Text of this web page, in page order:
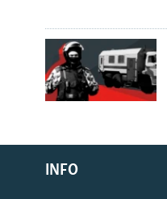
Русский
Українською
INFO